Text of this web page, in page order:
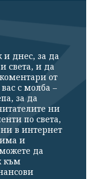
и днес, за да
света, и да
от
с молба –
за да
ни
по света,
в интернет
и
да
към